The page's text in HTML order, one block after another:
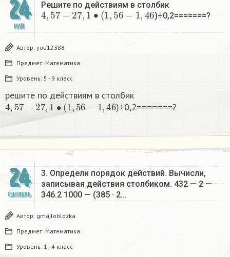
24
МАЙ
Решите по действиям в столбик
4,57−27,1 •(1,56−1,46
)÷0,2=======?
Автор: you12388
Предмет: Математика
Уровень: 5 - 9 класс
решите по действиям в столбик
4,57− 27,1• (1,56−1,46 )÷0,2=======?
24
СЕНТЯБРЬ
3. Определи порядок действий. Вычисли,
записывая действия столбиком. 432 — 2 —
346.2 1000 — (385 · 2…
Автор: gmajloblozka
Предмет: Математика
Уровень: 1 - 4 класс